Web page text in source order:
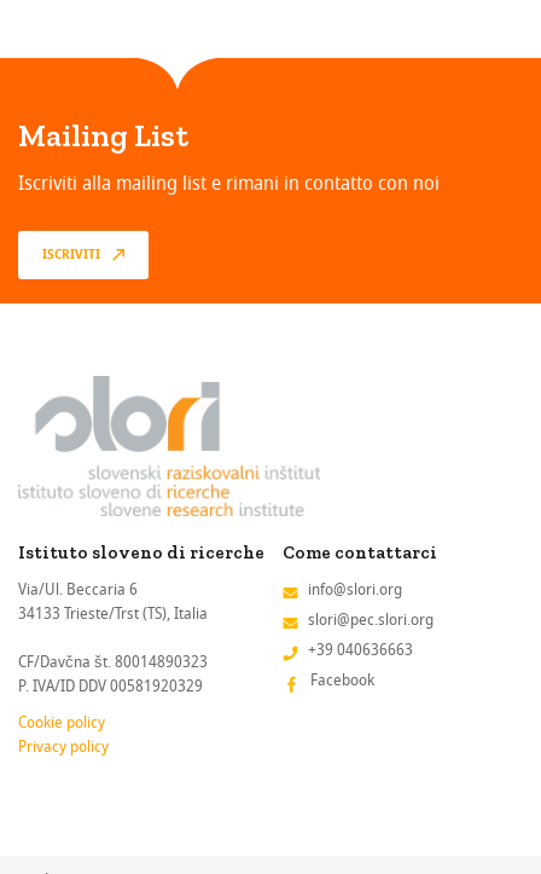
Mailing List
Iscriviti alla mailing list e rimani in contatto con noi
ISCRIVITI
Istituto sloveno di ricerche
Via/Ul. Beccaria 6
34133 Trieste/Trst (TS), Italia
CF/Davčna št. 80014890323
P. IVA/ID DDV 00581920329
Cookie policy
Privacy policy
Come contattarci
info@slori.org
slori@pec.slori.org
+39 040636663
Facebook